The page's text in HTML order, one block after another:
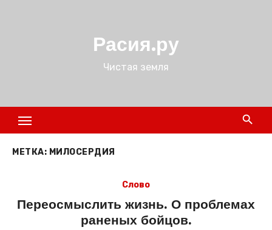
Расия.ру
Чистая земля
МЕТКА: МИЛОСЕРДИЯ
Слово
Переосмыслить жизнь. О проблемах
раненых бойцов.